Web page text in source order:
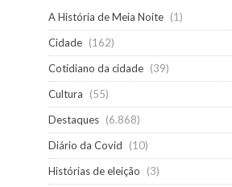
A História de Meia Noite (1)
Cidade (162)
Cotidiano da cidade (39)
Cultura
(55)
Destaques (6.868)
Diário da Covid
(10)
Histórias de eleição
(3)